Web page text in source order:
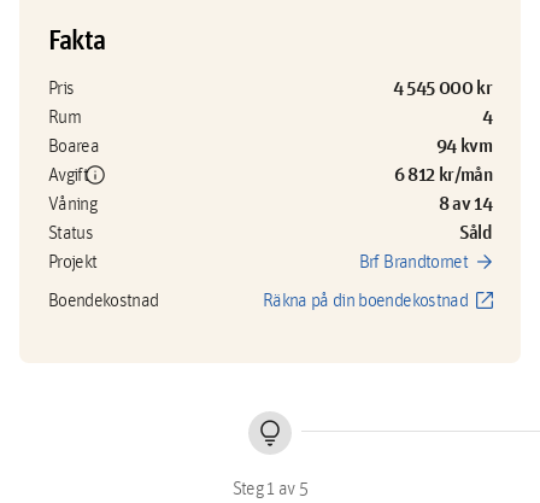
Fakta
Pris 4 545 000 kr
Rum 4
Boarea 94 kvm
Avgiftinfo 6 812 kr/mån
Våning 8 av 14
Status Såld
Projekt Brf Brandtornet arrow_forward
Boendekostnad Räkna på din boendekostnad open_in_new
lightbulb